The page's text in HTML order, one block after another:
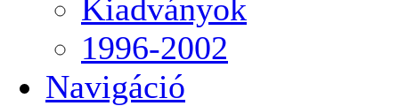
Kiadványok
1996-2002
Navigáció